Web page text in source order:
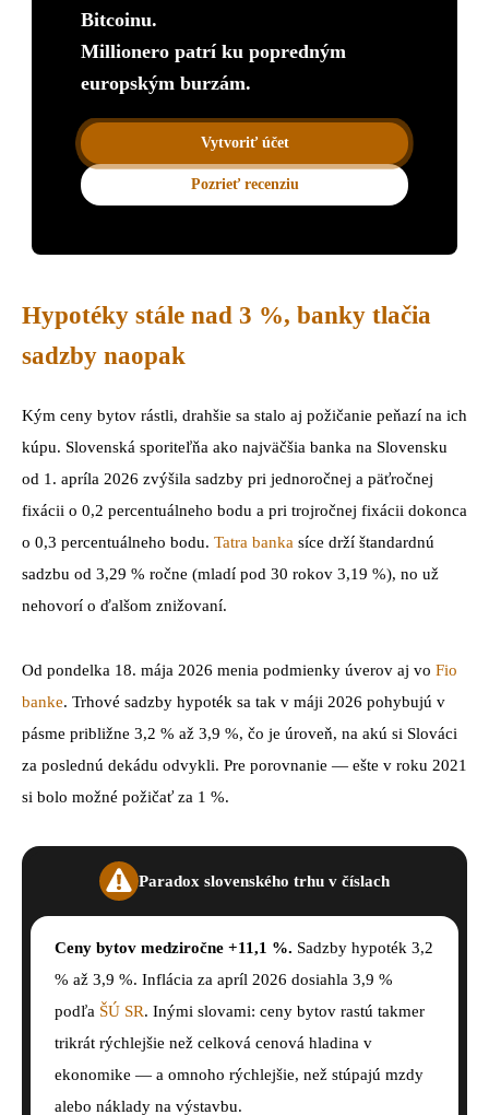
Bitcoinu.
Millionero patrí ku popredným
europským burzám.
Vytvoriť účet
Pozrieť recenziu
Hypotéky stále nad 3 %, banky tlačia
sadzby naopak
Kým ceny bytov rástli, drahšie sa stalo aj požičanie peňazí na ich
kúpu. Slovenská sporiteľňa ako najväčšia banka na Slovensku
od 1. apríla 2026 zvýšila sadzby pri jednoročnej a päťročnej
fixácii o 0,2 percentuálneho bodu a pri trojročnej fixácii dokonca
o 0,3 percentuálneho bodu. Tatra banka síce drží štandardnú
sadzbu od 3,29 % ročne (mladí pod 30 rokov 3,19 %), no už
nehovorí o ďalšom znižovaní.
Od pondelka 18. mája 2026 menia podmienky úverov aj vo Fio
banke. Trhové sadzby hypoték sa tak v máji 2026 pohybujú v
pásme približne 3,2 % až 3,9 %, čo je úroveň, na akú si Slováci
za poslednú dekádu odvykli. Pre porovnanie — ešte v roku 2021
si bolo možné požičať za 1 %.
Paradox slovenského trhu v číslach
Ceny bytov medziročne +11,1 %. Sadzby hypoték 3,2
% až 3,9 %. Inflácia za apríl 2026 dosiahla 3,9 %
podľa ŠÚ SR. Inými slovami: ceny bytov rastú takmer
trikrát rýchlejšie než celková cenová hladina v
ekonomike — a omnoho rýchlejšie, než stúpajú mzdy
alebo náklady na výstavbu.